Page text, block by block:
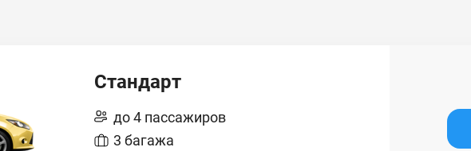
Стандарт
до 4 пассажиров
3 багажа